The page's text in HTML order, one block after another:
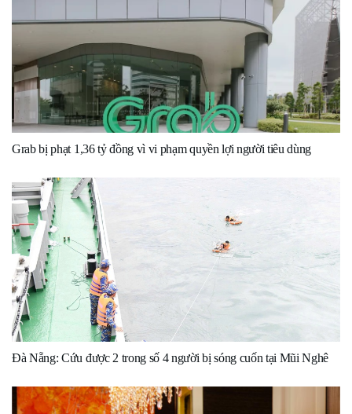
Grab bị phạt 1,36 tỷ đồng vì vi phạm quyền lợi người tiêu dùng
Đà Nẵng: Cứu được 2 trong số 4 người bị sóng cuốn tại Mũi Nghê